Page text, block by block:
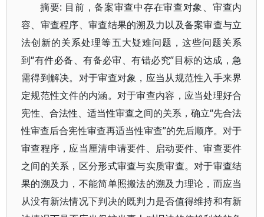
摘要: 目前，备案审查中存在审查对象、审查内
容、审查程序、审查结果的溯及力以及备案审查与立
法创新的关系处理等五大疑难问题，这些问题关系
到“有件必备、有备必审、有错必究”目标的达成，急
需得到解决。对于审查对象，应当从规范性入手来界
定规范性文件的内涵。对于审查内容，应当处理好合
宪性、合法性、适当性审查之间的关系，确立“先合法
性审查后合宪性审查再适当性审查”的先后顺序。对于
审查程序，应当厘清申请要件、启动要件、审查要件
之间的关系，区分形式审查与实质审查。对于审查结
果的溯及力，不能简单照搬法的溯及力理论，而应当
从没有新法情况下判决的既判力是否值得维持和有新